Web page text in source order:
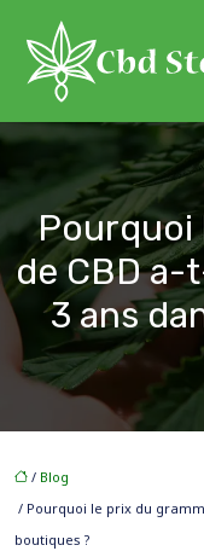
Pourquoi
de CBD a-
3 ans
/ Blog
/ Pourquoi le prix du
boutiques ?